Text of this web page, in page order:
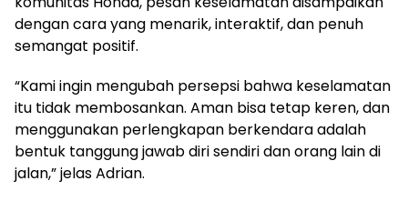
dengan cara yang menarik, interaktif, dan penuh
semangat positif.
“Kami ingin mengubah persepsi bahwa keselamatan
itu tidak membosankan. Aman bisa tetap keren, dan
menggunakan perlengkapan berkendara adalah
bentuk tanggung jawab diri sendiri dan orang lain di
jalan,” jelas Adrian.